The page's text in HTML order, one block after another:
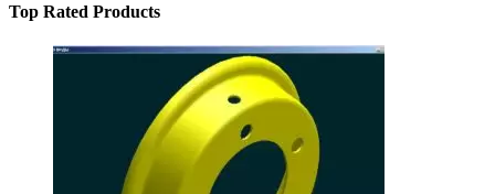
Top Rated Products